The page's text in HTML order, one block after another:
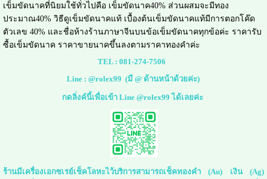
เข็มขัดนาคที่นิยมใช้ทั่วไปคือ เข็มขัดนาค40% ส่วนผสมจะมีทอง
ประมาณ40% วิธีดูเข็มขัดนาคแท้ เบื้องต้นเข็มขัดนาคแท้มีการตอกโค๊ด
ตัวเลข 40% และชื่อห้างร้านภาษาจีนบนข้อเข็มขัดนาคทุกข้อค่ะ ราคารับ
ซื้อเข็มขัดนาค ราคาขายนาคขึ้นลงตามราคาทองคำค่ะ
TEL : 081-274-7506
Line :@rolex99 (มี @ ด้านหน้าด้วยค่ะ)
กดลิ่งค์นี้เพื่อเข้า Line @rolex99 ได้เลยค่ะ
ร้านมีเครื่องเอกซเรย์เช็คโลหะไว้บริการสามารถเช็คทองคำ (Au) เงิน (Ag)